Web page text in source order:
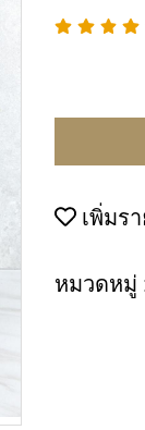
เพิ่มร
หมวดหมู่